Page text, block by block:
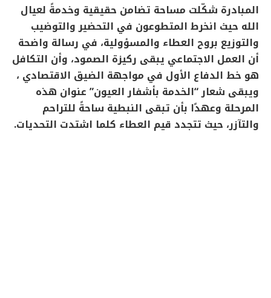
المبادرة شكّلت مساحة تضامن حقيقية وخدمةً لعيال
الله حيث انخرط المتطوعون في التحضير والتوضيب
والتوزيع بروح العطاء والمسؤولية، في رسالة واضحة
أن العمل الاجتماعي يبقى ركيزة الصمود، وأن التكافل
هو خط الدفاع الأول في مواجهة الضيق الاقتصادي ،
ويبقى شعار “الخدمة بأشفار العيون” عنوان هذه
المرحلة وعهدًا بأن تبقى النبطية ساحةً للتراحم
والتآزر، حيث تتجدد قيم العطاء كلما اشتدت التحديات.